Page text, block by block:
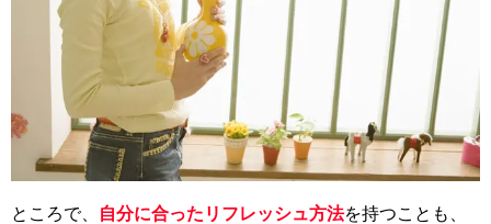
ところで、 自分に合ったリフレッシュ方法を持つことも、